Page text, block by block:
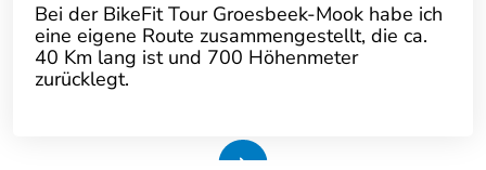
Bei der BikeFit Tour Groesbeek-Mook habe ich
eine eigene Route zusammengestellt, die ca.
40 Km lang ist und 700 Höhenmeter
zurücklegt.